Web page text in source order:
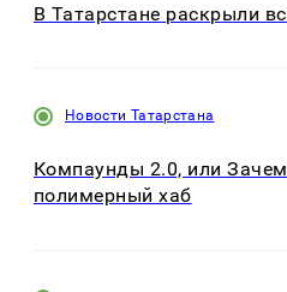
В Татарстане раскрыли
Новости Татарстана
Компаунды 2.0, или
полимерный хаб